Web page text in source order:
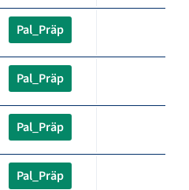
Pal_Präp
Pal_Präp
Pal_Präp
Pal_Präp